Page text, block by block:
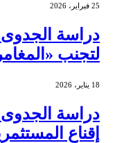
25 فبراير، 2026
دراسة
لتجنب
18 يناير، 2026
دراسة
إقناع